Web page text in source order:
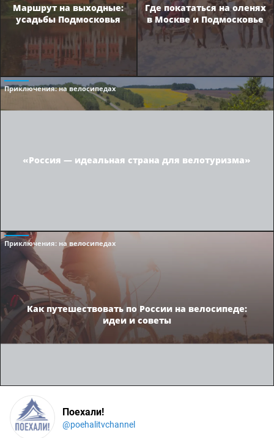
Маршрут на выходные:
усадьбы Подмосковья
Где покататься на оленях
в Москве и Подмосковье
Приключения: на велосипедах
«Россия — идеальная страна для велотуризма»
Приключения: на велосипедах
Как путешествовать по России на велосипеде:
идеи и советы
Поехали!
@poehalitvchannel